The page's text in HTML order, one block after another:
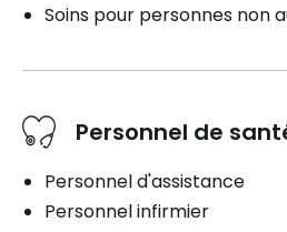
Soins pour personnes non
Personnel de
Personnel d'assistance
Personnel infirmier